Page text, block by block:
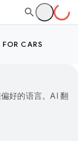
CARS
好的语言。AI 翻